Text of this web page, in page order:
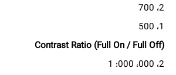
2، 700
1، 500
Contrast Ratio (Full On / Full Off)
2، 000، 000: 1